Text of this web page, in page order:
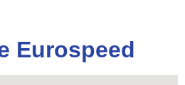
Eurospeed